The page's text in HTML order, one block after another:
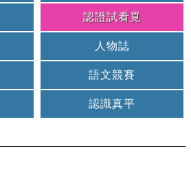
認證試看覓
人物誌
語文競賽
認識真平